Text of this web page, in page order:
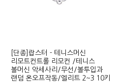
[단종]랍스터 - 테니스머신
리모트컨트롤 리모컨 /테니스
볼머신 악세사리/무선/볼투입과
랜덤 온오프작동/엘리트 2~3 10키